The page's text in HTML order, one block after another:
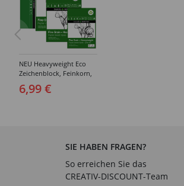
NEU Heavyweight Eco
Zeichenblock, Feinkorn,
200 g/m² - Verschiedene
Größen
6,99 €
SIE HABEN FRAGEN?
So erreichen Sie das
CREATIV-DISCOUNT-Team